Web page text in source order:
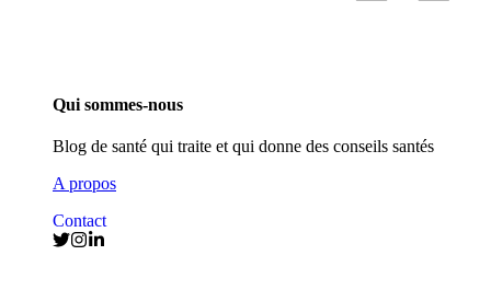
Qui sommes-nous
Blog de santé qui traite et qui donne des conseils santés
A propos
Contact